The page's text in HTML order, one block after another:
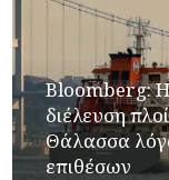
Bloomberg: Η
διέλευση
Θάλασσα
επιθέσων